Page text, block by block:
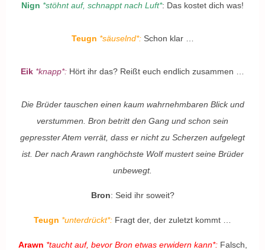
Nign *stöhnt auf, schnappt nach Luft*: Das kostet dich was!
Teugn *säuselnd*:Schon klar …
Eik *knapp*: Hört ihr das? Reißt euch endlich zusammen …
Die Brüder tauschen einen kaum wahrnehmbaren Blick und
verstummen. Bron betritt den Gang und schon sein
gepresster Atem verrät, dass er nicht zu Scherzen aufgelegt
ist. Der nach Arawn ranghöchste Wolf mustert seine Brüder
unbewegt.
Bron: Seid ihr soweit?
Teugn *unterdrückt*: Fragt der, der zuletzt kommt …
Arawn *taucht auf, bevor Bron etwas erwidern kann*:Falsch,